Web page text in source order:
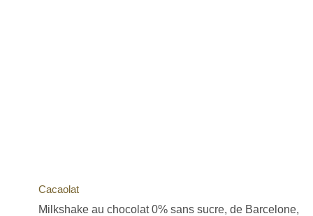
Cacaolat
Milkshake au chocolat 0% sans sucre, de Barcelone,